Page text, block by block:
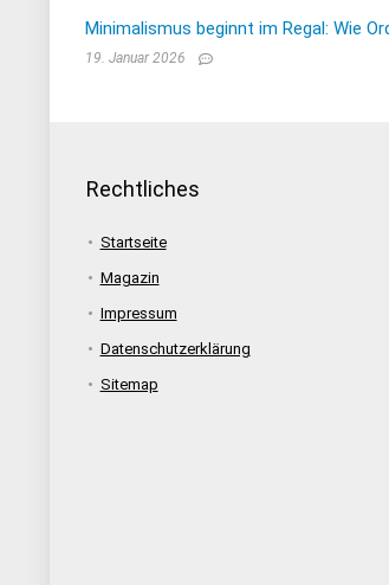
Minimalismus beginnt im Regal: Wie
19. Januar 2026
Rechtliches
Startseite
Magazin
Impressum
Datenschutzerklärung
Sitemap